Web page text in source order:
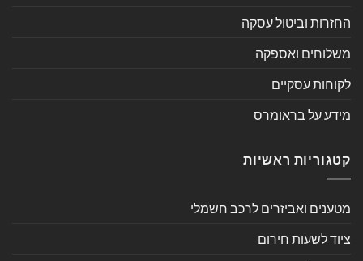
החזרות וביטול עסקה
משלוחים ואספקה
לקוחות עסקיים
מידע על בראומרס
קטגוריות ראשיות
מטענים ואביזרים לרכב חשמלי
ציוד לשעות חירום